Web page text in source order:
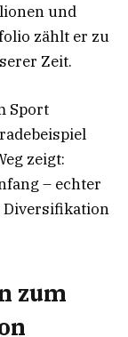
und
zählt er zu
Zeit.
Sport
zeigt:
– echter
Diversifikation
zum